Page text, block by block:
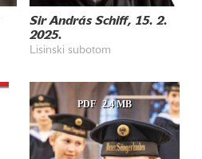
Sir András Schiff, 15. 2.
2025.
Lisinski subotom
PDF 2.4 MB